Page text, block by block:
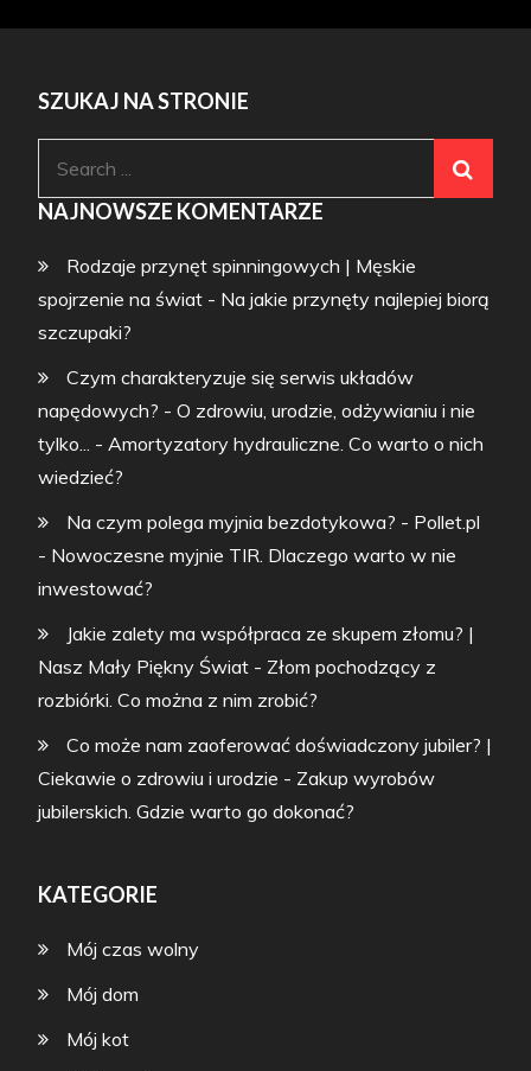
SZUKAJ NA STRONIE
NAJNOWSZE KOMENTARZE
Rodzaje przynęt spinningowych | Męskie
spojrzenie na świat - Na jakie przynęty najlepiej biorą
szczupaki?
Czym charakteryzuje się serwis układów
napędowych? - O zdrowiu, urodzie, odżywianiu i nie
tylko... -Amortyzatory hydrauliczne. Co warto o nich
wiedzieć?
Na czym polega myjnia bezdotykowa? - Pollet.pl
- Nowoczesne myjnie TIR. Dlaczego warto w nie
inwestować?
Jakie zalety ma współpraca ze skupem złomu? |
Nasz Mały Piękny Świat - Złom pochodzący z
rozbiórki. Co można z nim zrobić?
Co może nam zaoferować doświadczony jubiler? |
Ciekawie o zdrowiu i urodzie - Zakup wyrobów
jubilerskich. Gdzie warto go dokonać?
KATEGORIE
Mój czas wolny
Mój dom
Mój kot